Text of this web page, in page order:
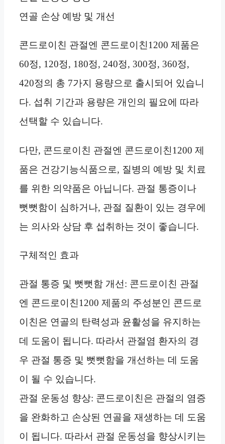
연골 손상 예방 및 개선
콘드로이친 관절엔 콘드로이친1200 제품은
60정, 120정, 180정, 240정, 300정, 360정,
420정의 총 7가지 용량으로 출시되어 있습니
다. 섭취 기간과 용량은 개인의 필요에 따라
선택할 수 있습니다.
다만, 콘드로이친 관절엔 콘드로이친1200 제
품은 건강기능식품으로, 질병의 예방 및 치료
를 위한 의약품은 아닙니다. 관절 통증이나
뻣뻣함이 심하거나, 관절 질환이 있는 경우에
는 의사와 상담 후 섭취하는 것이 좋습니다.
구체적인 효과
관절 통증 및 뻣뻣함 개선: 콘드로이친 관절
엔 콘드로이친1200 제품의 주성분인 콘드로
이친은 연골의 탄력성과 윤활성을 유지하는
데 도움이 됩니다. 따라서 관절염 환자의 경
우 관절 통증 및 뻣뻣함을 개선하는 데 도움
이 될 수 있습니다.
관절 운동성 향상: 콘드로이친은 관절의 염증
을 완화하고 손상된 연골을 재생하는 데 도움
이 됩니다. 따라서 관절 운동성을 향상시키는